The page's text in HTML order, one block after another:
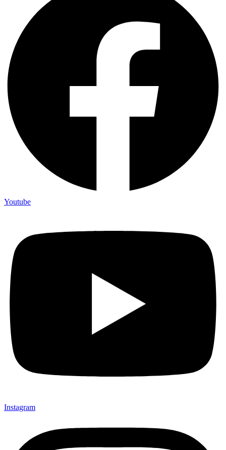
Youtube
Instagram